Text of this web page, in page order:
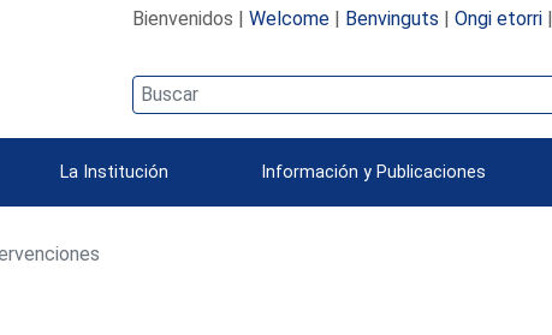
Bienvenidos | Welcome| Benvinguts | Ongi etorri|
La Institución Información y Publicaciones